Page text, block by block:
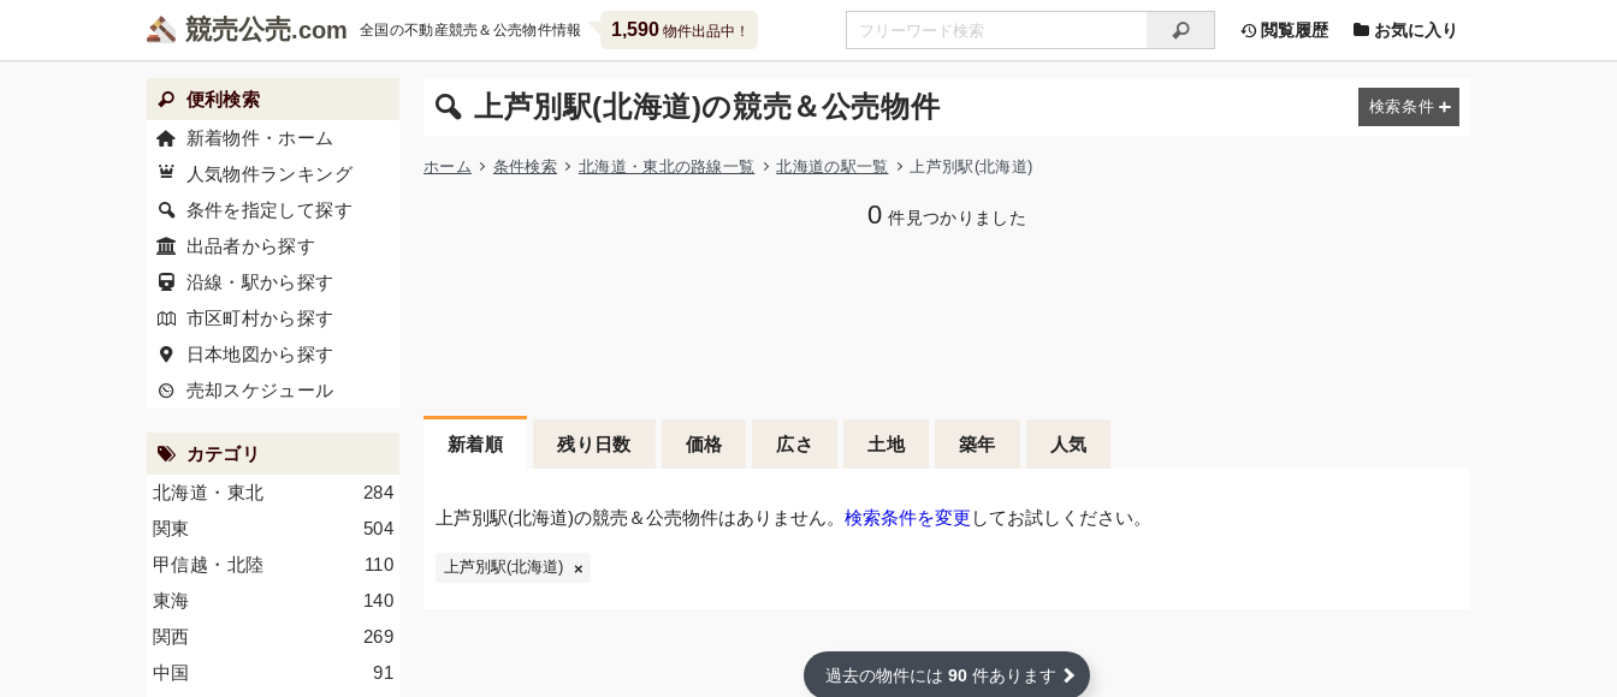
競売公売 全国の不動産競売＆公売物件情報 1,590物件出品中！ 閲覧履歴 お気に入り
上芦別駅(北海道)の競売＆公売物件
ホーム 条件検索 北海道・東北の路線一覧 北海道の駅一覧 上芦別駅(北海道)
0 件見つかりました
新着順 残り日数 価格 広さ 土地 築年 人気
上芦別駅(北海道)の競売＆公売物件はありません。 検索条件を変更 してお試しください。
上芦別駅(北海道)
過去の物件には 90 件あります
便利検索
新着物件・ホーム
人気物件ランキング
条件を指定して探す
出品者から探す
沿線・駅から探す
市区町村から探す
日本地図から探す
売却スケジュール
カテゴリ
284
北海道・東北
504
関東
110
甲信越・北陸
140
東海
269
関西
91
中国